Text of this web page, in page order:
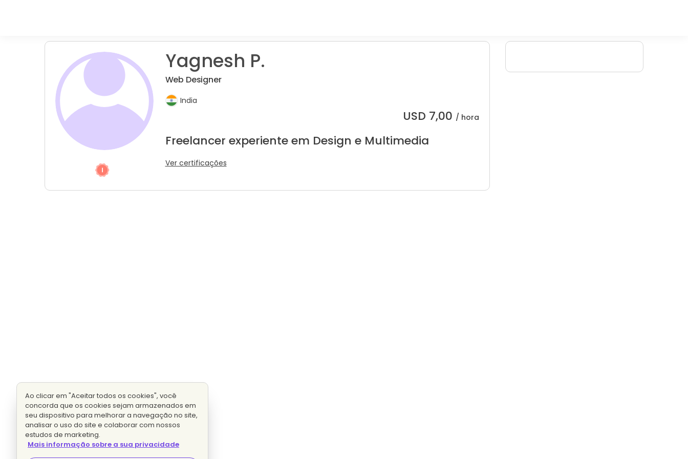
Yagnesh P.
Web Designer
India
USD 7,00 / hora
Freelancer experiente em Design e Multimedia
Ver certificações
Ao clicar em "Aceitar todos os cookies", você
concorda que os cookies sejam armazenados em
seu dispositivo para melhorar a navegação no site,
analisar o uso do site e colaborar com nossos
estudos de marketing.
Mais informação sobre a sua privacidade